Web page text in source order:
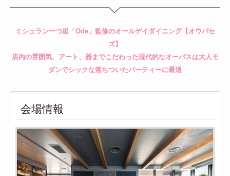
ミシュラン一つ星「Ode」監修のオールデイダイニング【オウパセ
ズ】
店内の雰囲気、アート、器までこだわった現代的なオーパスは大人モ
ダンでシックな落ちついたパーティーに最適
会場情報